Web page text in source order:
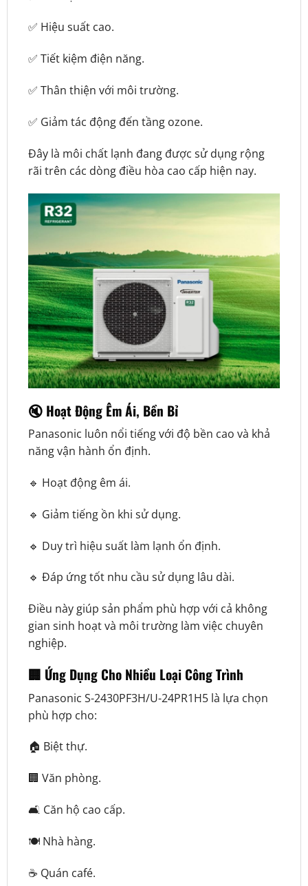
✅ Hiệu suất cao.
✅ Tiết kiệm điện năng.
✅ Thân thiện với môi trường.
✅ Giảm tác động đến tầng ozone.
Đây là môi chất lạnh đang được sử dụng rộng
rãi trên các dòng điều hòa cao cấp hiện nay.
🔇 Hoạt Động Êm Ái, Bền Bỉ
Panasonic luôn nổi tiếng với độ bền cao và khả
năng vận hành ổn định.
🔹 Hoạt động êm ái.
🔹 Giảm tiếng ồn khi sử dụng.
🔹 Duy trì hiệu suất làm lạnh ổn định.
🔹 Đáp ứng tốt nhu cầu sử dụng lâu dài.
Điều này giúp sản phẩm phù hợp với cả không
gian sinh hoạt và môi trường làm việc chuyên
nghiệp.
🏢 Ứng Dụng Cho Nhiều Loại Công Trình
Panasonic S-2430PF3H/U-24PR1H5 là lựa chọn
phù hợp cho:
🏠 Biệt thự.
🏢 Văn phòng.
🛋️ Căn hộ cao cấp.
🍽️ Nhà hàng.
☕ Quán café.